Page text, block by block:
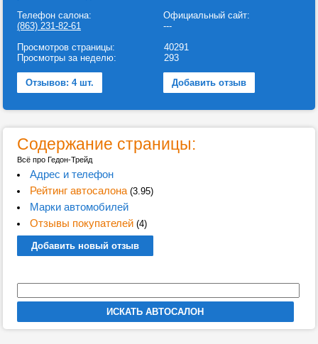
Телефон салона:
(863) 231-82-61
Официальный сайт:
---
Просмотров страницы:
Просмотры за неделю:
40291
293
Отзывов: 4 шт. Добавить отзыв
Содержание страницы:
Всё про Гедон-Трейд
Адрес и телефон
Рейтинг автосалона(3.95)
Марки автомобилей
Отзывы покупателей(4)
Добавить новый отзыв